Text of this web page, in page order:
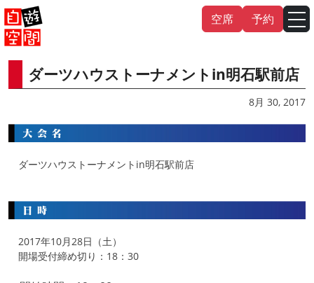
Skip
to
content
空席 予約
ダーツハウストーナメントin明石駅前店
8月 30, 2017
ダーツハウストーナメントin明石駅前店
2017年10月28日（土）
開場受付締め切り：18：30
English 中文（繁體） 中文（简体）
한국어
日本語